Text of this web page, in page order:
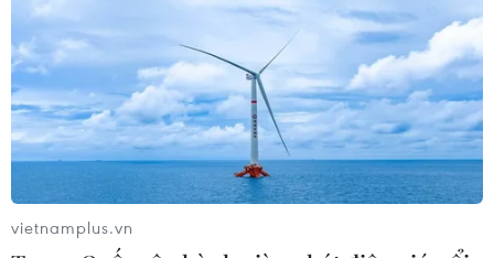
tịch Hội Nghệ sỹ Sân khấu Việt Nam
04/08/2026 06:35
Trưng bày tư liệu “Chủ tịch Hồ Chí
Minh - Tổng tư lệnh Fidel Castro:
Nghĩa tình son sắt đặc biệt"
04/08/2026 06:06
vietnamplus.vn